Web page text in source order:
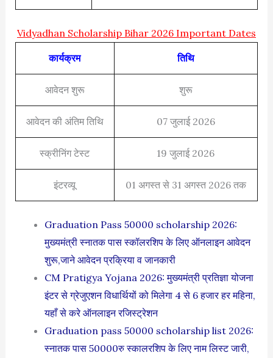
Vidyadhan Scholarship Bihar 2026 Important Dates
कार्यक्रम तिथि
आवेदन शुरू शुरू
आवेदन की अंतिम तिथि 07 जुलाई 2026
स्क्रीनिंग टेस्ट 19 जुलाई 2026
इंटरव्यू 01 अगस्त से 31 अगस्त 2026 तक
Graduation Pass 50000 scholarship 2026:
मुख्यमंत्री स्नातक पास स्कॉलरशिप के लिए ऑनलाइन आवेदन
शुरू,जाने आवेदन प्रक्रिया व जानकारी
CM Pratigya Yojana 2026: मुख्यमंत्री प्रतिज्ञा योजना
इंटर से ग्रेजुएशन विधार्थियों को मिलेगा 4 से 6 हजार हर महिना,
यहाँ से करे ऑनलाइन रजिस्ट्रेशन
Graduation pass 50000 scholarship list 2026:
स्नातक पास 50000रु स्कालरशिप के लिए नाम लिस्ट जारी,